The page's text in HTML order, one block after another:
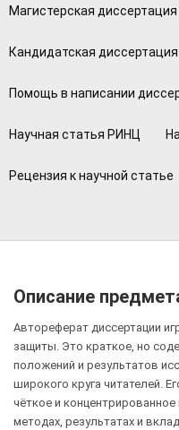
Магистерская диссертация
Кандидатская диссертация
Помощь в написании
Научная статья РИНЦ
Рецензия к научной статье
Описание
Автореферат диссертации
защиты. Это краткое, но
положений и результатов
широкого круга читателей.
чёткое и концентрированное
методах, результатах и